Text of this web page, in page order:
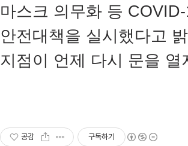
마스크 의무화 등
안전대책을 실시했다고
지점이 언제 다시 문을
공감 구독하기